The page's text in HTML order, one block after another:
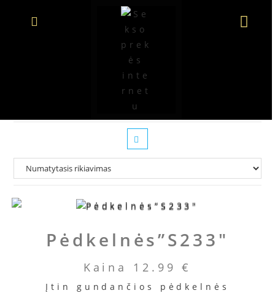
Seksualios kojinės
Pėdkelnės”S233″
Kaina 12.99€
Įtin gundančios pėdkelnės